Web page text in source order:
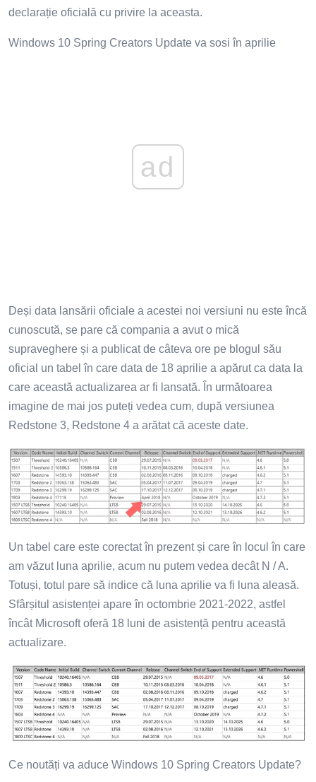
declarație oficială cu privire la aceasta.
Windows 10 Spring Creators Update va sosi în aprilie
ad
Deși data lansării oficiale a acestei noi versiuni nu este încă
cunoscută, se pare că compania a avut o mică
supraveghere și a publicat de câteva ore pe blogul său
oficial un tabel în care data de 18 aprilie a apărut ca data la
care această actualizarea ar fi lansată. În următoarea
imagine de mai jos puteți vedea cum, după versiunea
Redstone 3, Redstone 4 a arătat că aceste date.
Un tabel care este corectat în prezent și care în locul în care
am văzut luna aprilie, acum nu putem vedea decât N / A.
Totuși, totul pare să indice că luna aprilie va fi luna aleasă.
Sfârșitul asistenței apare în octombrie 2021-2022, astfel
încât Microsoft oferă 18 luni de asistență pentru această
actualizare.
Ce noutăți va aduce Windows 10 Spring Creators Update?